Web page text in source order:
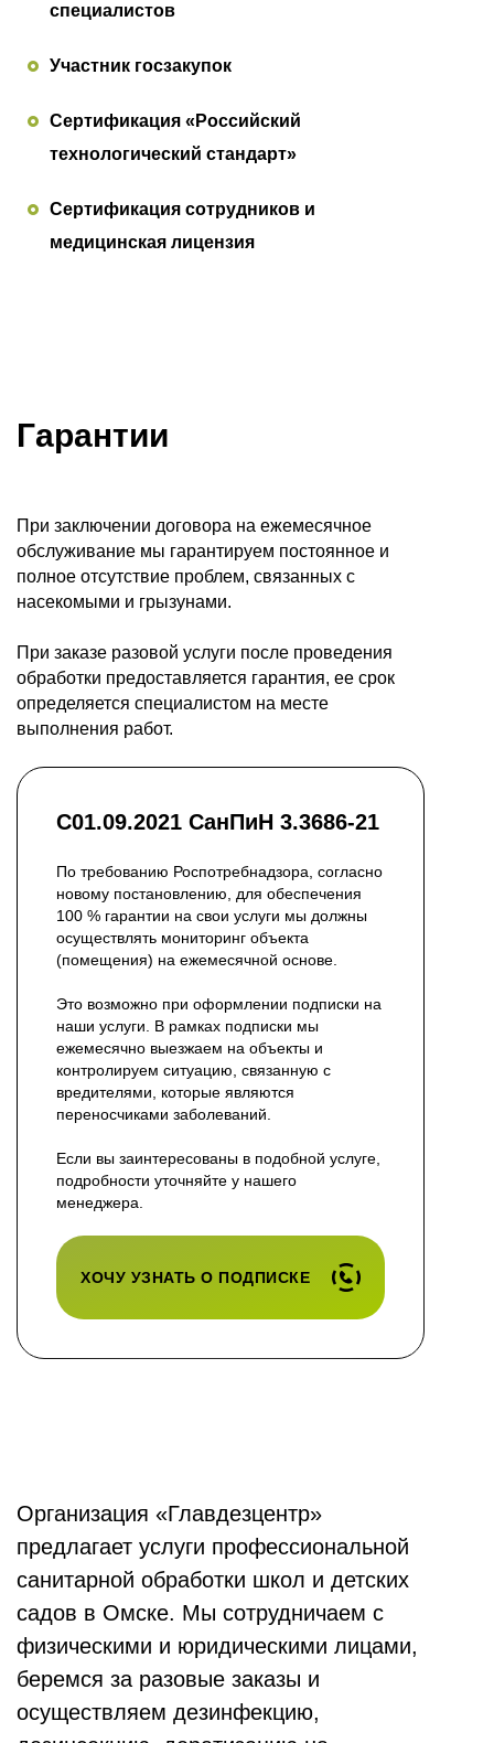
специалистов
Участник госзакупок
Сертификация «Российский
технологический стандарт»
Сертификация сотрудников и
медицинская лицензия
Гарантии
При заключении договора на ежемесячное
обслуживание мы гарантируем постоянное и
полное отсутствие проблем, связанных с
насекомыми и грызунами.
При заказе разовой услуги после проведения
обработки предоставляется гарантия, ее срок
определяется специалистом на месте
выполнения работ.
С01.09.2021 СанПиН 3.3686-21
По требованию Роспотребнадзора, согласно
новому постановлению, для обеспечения
100 % гарантии на свои услуги мы должны
осуществлять мониторинг объекта
(помещения) на ежемесячной основе.
Это возможно при оформлении подписки на
наши услуги. В рамках подписки мы
ежемесячно выезжаем на объекты и
контролируем ситуацию, связанную с
вредителями, которые являются
переносчиками заболеваний.
Если вы заинтересованы в подобной услуге,
подробности уточняйте у нашего
менеджера.
ХОЧУ УЗНАТЬ О ПОДПИСКЕ
Организация «Главдезцентр»
предлагает услуги профессиональной
санитарной обработки школ и детских
садов в Омске. Мы сотрудничаем с
физическими и юридическими лицами,
беремся за разовые заказы и
осуществляем дезинфекцию,